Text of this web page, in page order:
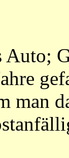
Auto;
man